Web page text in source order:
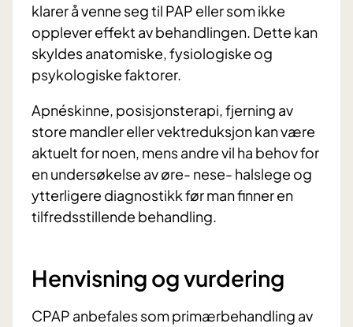
klarer å venne seg til PAP eller som ikke
opplever effekt av behandlingen. Dette kan
skyldes anatomiske, fysiologiske og
psykologiske faktorer.
Apnéskinne, posisjonsterapi, fjerning av
store mandler eller vektreduksjon kan være
aktuelt for noen, mens andre vil ha behov for
en undersøkelse av øre- nese- halslege og
ytterligere diagnostikk før man finner en
tilfredsstillende behandling.
Henvisning og vurdering
CPAP anbefales som primærbehandling av